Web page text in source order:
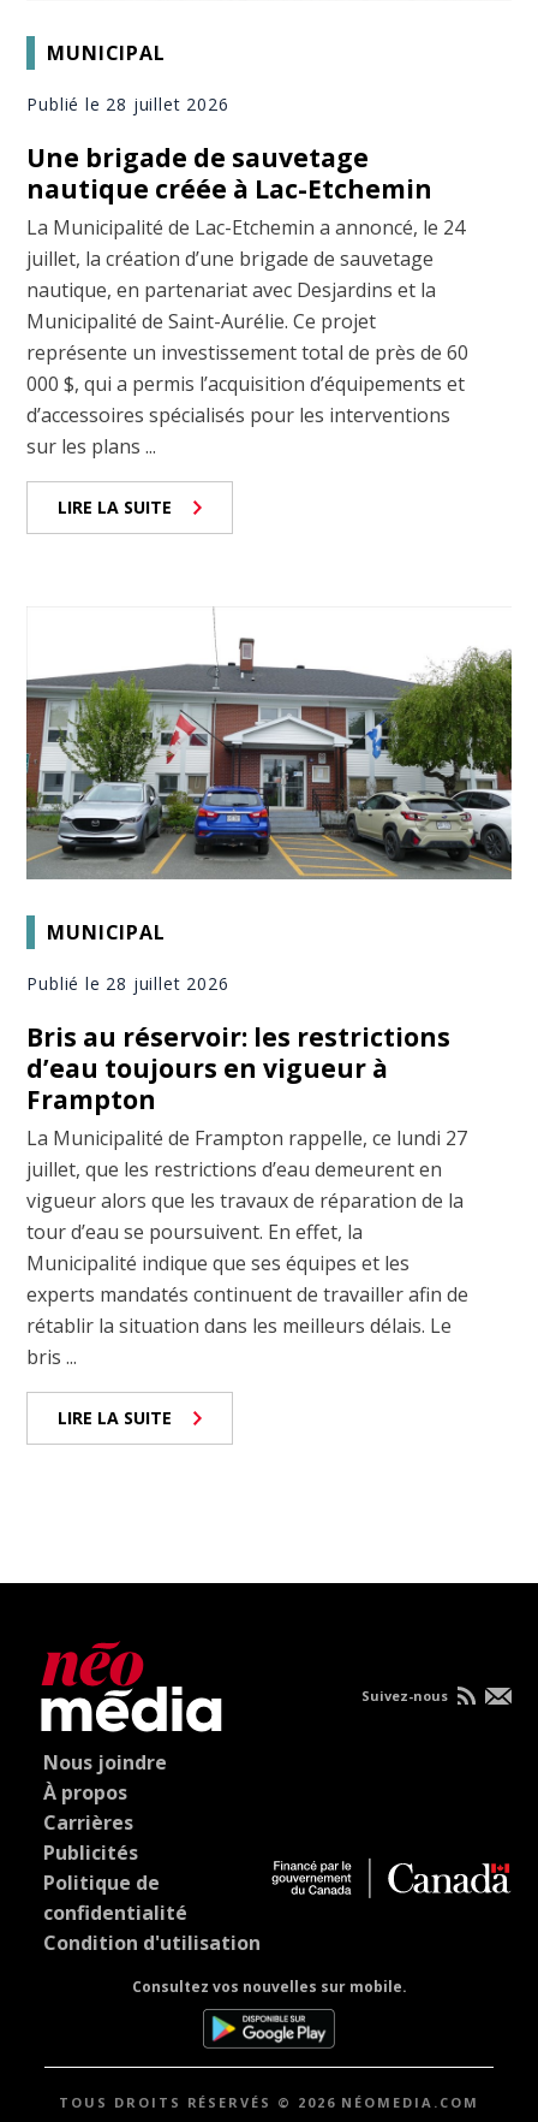
MUNICIPAL
Publié le 28 juillet 2026
Une brigade de sauvetage
nautique créée à Lac-Etchemin
La Municipalité de Lac-Etchemin a annoncé, le 24
juillet, la création d’une brigade de sauvetage
nautique, en partenariat avec Desjardins et la
Municipalité de Saint-Aurélie. Ce projet
représente un investissement total de près de 60
000 $, qui a permis l’acquisition d’équipements et
d’accessoires spécialisés pour les interventions
sur les plans ...
LIRE LA SUITE
MUNICIPAL
Publié le 28 juillet 2026
Bris au réservoir: les restrictions
d’eau toujours en vigueur à
Frampton
La Municipalité de Frampton rappelle, ce lundi 27
juillet, que les restrictions d’eau demeurent en
vigueur alors que les travaux de réparation de la
tour d’eau se poursuivent. En effet, la
Municipalité indique que ses équipes et les
experts mandatés continuent de travailler afin de
rétablir la situation dans les meilleurs délais. Le
bris ...
LIRE LA SUITE
Nous joindre
À propos
Carrières
Publicités
Politique de
confidentialité
Condition d'utilisation
Consultez vos nouvelles sur mobile.
Suivez-nous
TOUS DROITS RÉSERVÉS © 2026 NÉOMEDIA.COM